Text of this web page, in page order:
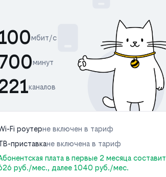
мбит/с
минут
каналов
Fi роутерне включен в тариф
приставкане включена в тариф
плата в первые 2 месяца составит
руб./мес., далее 1040 руб./мес.